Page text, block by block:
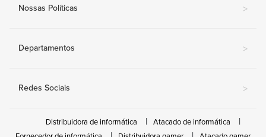
Nossas Políticas >
Departamentos >
Redes Sociais >
Distribuidora de informática
Atacado de informática